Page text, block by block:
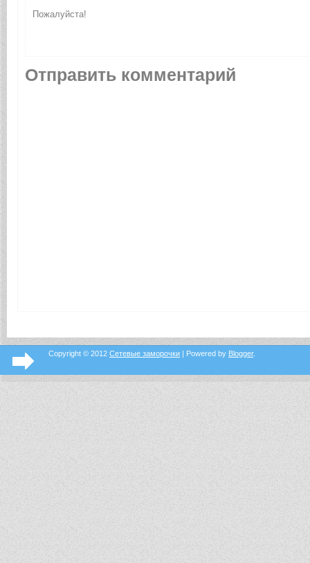
Пожалуйста!
Отправить комментарий
Copyright © 2012 Сетевые заморочки | Powered by Blogger.